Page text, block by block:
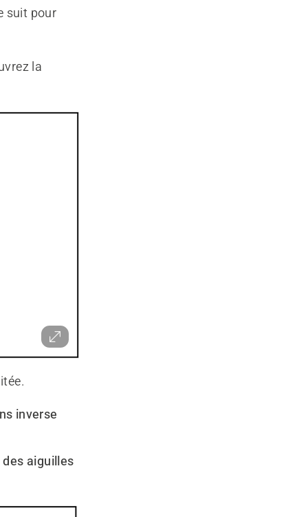
suit pour
la
inverse
aiguilles